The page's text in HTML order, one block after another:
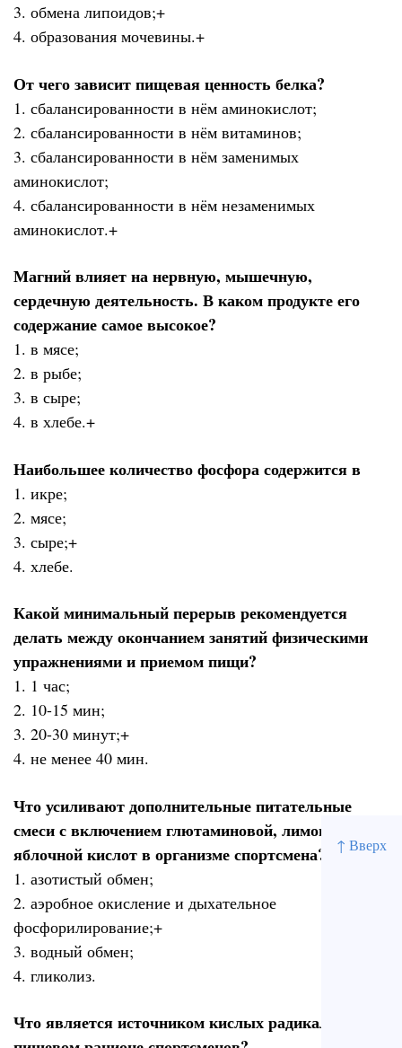
↑ Вверх
3. обмена липоидов;+
4. образования мочевины.+
От чего зависит пищевая ценность белка?
1. сбалансированности в нём аминокислот;
2. сбалансированности в нём витаминов;
3. сбалансированности в нём заменимых
аминокислот;
4. сбалансированности в нём незаменимых
аминокислот.+
Магний влияет на нервную, мышечную,
сердечную деятельность. В каком продукте его
содержание самое высокое?
1. в мясе;
2. в рыбе;
3. в сыре;
4. в хлебе.+
Наибольшее количество фосфора содержится в
1. икре;
2. мясе;
3. сыре;+
4. хлебе.
Какой минимальный перерыв рекомендуется
делать между окончанием занятий физическими
упражнениями и приемом пищи?
1. 1 час;
2. 10-15 мин;
3. 20-30 минут;+
4. не менее 40 мин.
Что усиливают дополнительные питательные
смеси с включением глютаминовой, лимонной и
яблочной кислот в организме спортсмена?
1. азотистый обмен;
2. аэробное окисление и дыхательное
фосфорилирование;+
3. водный обмен;
4. гликолиз.
Что является источником кислых радикалов в